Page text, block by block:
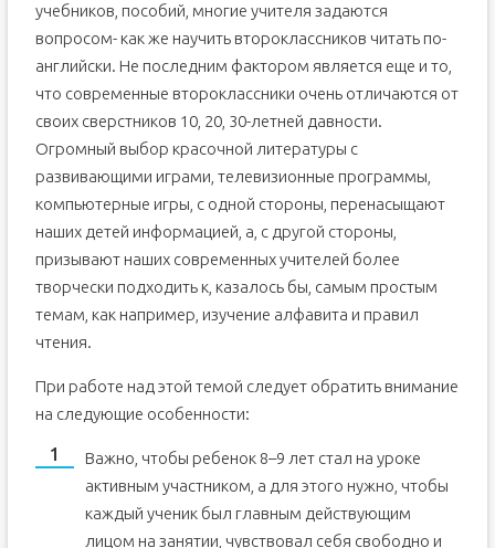
Парочка советов
И напоследок.
учебников, пособий, многие учителя задаются
вопросом- как же научить второклассников читать по-
английски. Не последним фактором является еще и то,
что современные второклассники очень отличаются от
своих сверстников 10, 20, 30-летней давности.
Огромный выбор красочной литературы с
развивающими играми, телевизионные программы,
компьютерные игры, с одной стороны, перенасыщают
наших детей информацией, а, с другой стороны,
призывают наших современных учителей более
творчески подходить к, казалось бы, самым простым
темам, как например, изучение алфавита и правил
чтения.
При работе над этой темой следует обратить внимание
на следующие особенности:
Важно, чтобы ребенок 8–9 лет стал на уроке
активным участником, а для этого нужно, чтобы
каждый ученик был главным действующим
лицом на занятии, чувствовал себя свободно и